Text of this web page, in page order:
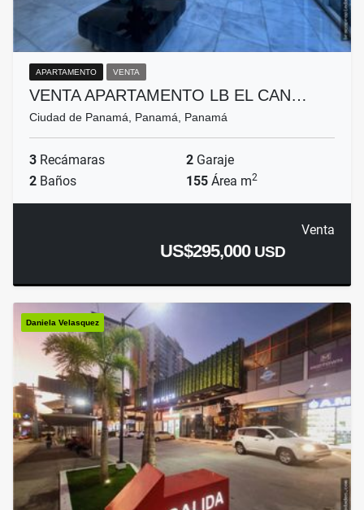
APARTAMENTO VENTA
VENTA APARTAMENTO LB EL CAN…
Ciudad de Panamá, Panamá, Panamá
3 Recámaras 2 Garaje
2 Baños 155 Área m2
Venta
US$295,000 USD
Daniela Velasquez